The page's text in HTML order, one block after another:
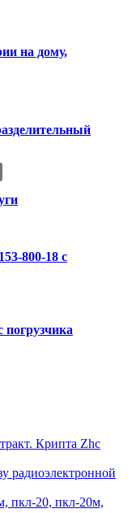
на дому,
800-18 с
погрузчика